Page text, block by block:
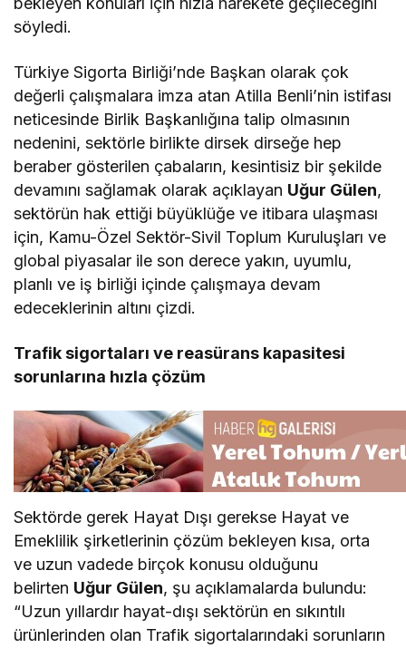
söyledi.
Türkiye Sigorta Birliği’nde Başkan olarak çok
değerli çalışmalara imza atan Atilla Benli’nin istifası
neticesinde Birlik Başkanlığına talip olmasının
nedenini, sektörle birlikte dirsek dirseğe hep
beraber gösterilen çabaların, kesintisiz bir şekilde
devamını sağlamak olarak açıklayan Uğur Gülen,
sektörün hak ettiği büyüklüğe ve itibara ulaşması
için, Kamu-Özel Sektör-Sivil Toplum Kuruluşları ve
global piyasalar ile son derece yakın, uyumlu,
planlı ve iş birliği içinde çalışmaya devam
edeceklerinin altını çizdi.
Trafik sigortaları ve reasürans kapasitesi
sorunlarına hızla çözüm
Sektörde gerek Hayat Dışı gerekse Hayat ve
Emeklilik şirketlerinin çözüm bekleyen kısa, orta
ve uzun vadede birçok konusu olduğunu
belirten Uğur Gülen, şu açıklamalarda bulundu:
“Uzun yıllardır hayat-dışı sektörün en sıkıntılı
ürünlerinden olan Trafik sigortalarındaki sorunların